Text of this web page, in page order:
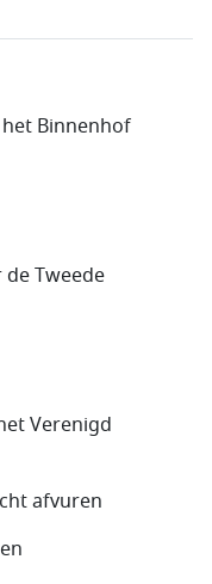
Binnenhof
de Tweede
Verenigd
afvuren